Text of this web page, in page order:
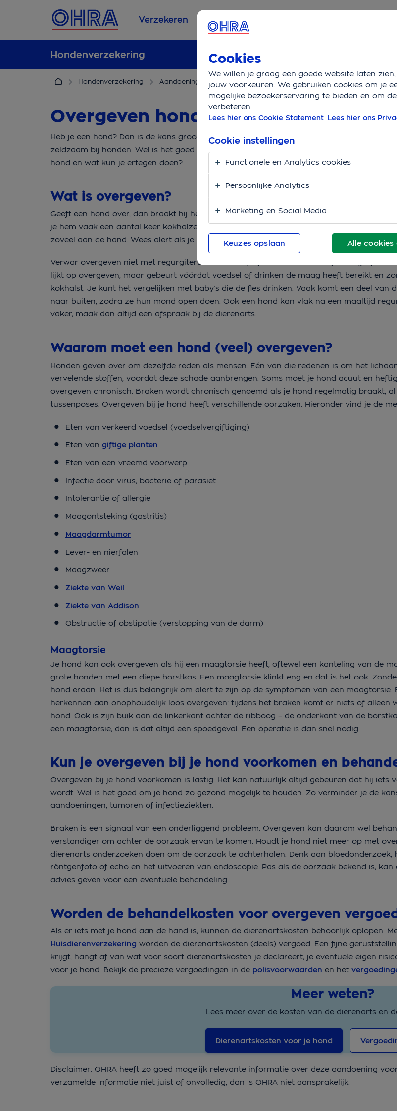
Verzekeren Service & Contact
Hondenverzekering
Hondenverzekering Aandoeningen Overgeven hond
Overgeven hond
Heb je een hond? Dan is de kans groot dat je hem wel eens ziet overgeven. Overgeven
zeldzaam bij honden. Wel is het goed om te achterhalen waarom je hond moet
hond en wat kun je ertegen doen?
Wat is overgeven?
Geeft een hond over, dan braakt hij het eten of drinken dat in zijn maag zit weer uit.
je hem vaak een aantal keer kokhalzen. Is je hond na het overgeven nog vrolijk en
zoveel aan de hand. Wees alert als je hond sloom wordt.
Verwar overgeven niet met regurgiteren. Waarschijnlijk komt dat woord je niet gelijk
lijkt op overgeven, maar gebeurt vóórdat voedsel of drinken de maag heeft bereikt en
kokhalst. Je kunt het vergelijken met baby’s die de fles drinken. Vaak komt een deel van
naar buiten, zodra ze hun mond open doen. Ook een hond kan vlak na een maaltijd
vaker, maak dan altijd een afspraak bij de dierenarts.
Waarom moet een hond (veel) overgeven?
Honden geven over om dezelfde reden als mensen. Eén van die redenen is om het
vervelende stoffen, voordat deze schade aanbrengen. Soms moet je hond acuut en
overgeven chronisch. Braken wordt chronisch genoemd als je hond regelmatig braakt,
tussenposes. Overgeven bij je hond heeft verschillende oorzaken. Hieronder vind je de
Eten van verkeerd voedsel (voedselvergiftiging)
Eten van giftige planten
Eten van een vreemd voorwerp
Infectie door virus, bacterie of parasiet
Intolerantie of allergie
Maagontsteking (gastritis)
Maagdarmtumor
Lever- en nierfalen
Maagzweer
Ziekte van Weil
Ziekte van Addison
Obstructie of obstipatie (verstopping van de darm)
Maagtorsie
Je hond kan ook overgeven als hij een maagtorsie heeft, oftewel een kanteling van de
grote honden met een diepe borstkas. Een maagtorsie klinkt eng en dat is het ook.
hond eraan. Het is dus belangrijk om alert te zijn op de symptomen van een maagtorsie.
herkennen aan onophoudelijk loos overgeven: tijdens het braken komt er niets of alleen
hond. Ook is zijn buik aan de linkerkant achter de ribboog – de onderkant van de
een maagtorsie, dan is dat altijd een spoedgeval. Een operatie is dan snel nodig.
Kun je overgeven bij je hond voorkomen en
Overgeven bij je hond voorkomen is lastig. Het kan natuurlijk altijd gebeuren dat hij iets
wordt. Wel is het goed om je hond zo gezond mogelijk te houden. Zo verminder je de
aandoeningen, tumoren of infectieziekten.
Braken is een signaal van een onderliggend probleem. Overgeven kan daarom wel
verstandiger om achter de oorzaak ervan te komen. Houdt je hond niet meer op met
dierenarts onderzoeken doen om de oorzaak te achterhalen. Denk aan bloedonderzoek,
röntgenfoto of echo en het uitvoeren van endoscopie. Pas als de oorzaak bekend is, kan
advies geven voor een eventuele behandeling.
Worden de behandelkosten voor overgeven
Als er iets met je hond aan de hand is, kunnen de dierenartskosten behoorlijk oplopen.
Huisdierenverzekering worden de dierenartskosten (deels) vergoed. Een fijne
krijgt, hangt af van wat voor soort dierenartskosten je declareert, je eventuele eigen
voor je hond. Bekijk de precieze vergoedingen in de polisvoorwaarden en het
Meer weten?
Lees meer over de kosten van de dierenarts en
Dierenartskosten voor je hond
Disclaimer: OHRA heeft zo goed mogelijk relevante informatie over deze aandoening
verzamelde informatie niet juist of onvolledig, dan is OHRA niet aansprakelijk.
Cookies
We willen je graag een goede website laten
jouw voorkeuren. We gebruiken cookies om je
mogelijke bezoekerservaring te bieden en om
verbeteren.
Lees hier ons Cookie Statement Lees hier ons
Alle cookies
Cookie instellingen
Functionele en Analytics cookies
Persoonlijke Analytics
Marketing en Social Media
Keuzes opslaan